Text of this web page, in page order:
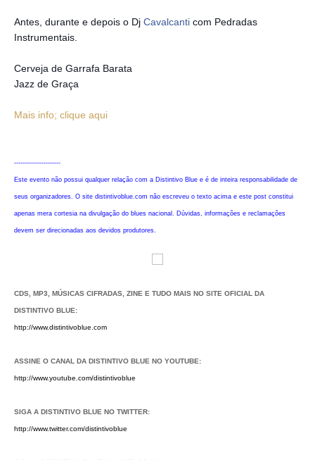
Antes, durante e depois o Dj Cavalcanti com Pedradas
Instrumentais.
Cerveja de Garrafa Barata
Jazz de Graça
Mais info; clique aqui
----------------------
Este evento não possui qualquer relação com a Distintivo Blue e é de inteira responsabilidade de
seus organizadores. O site distintivoblue.com não escreveu o texto acima e este post constitui
apenas mera cortesia na divulgação do blues nacional. Dúvidas, informações e reclamações
devem ser direcionadas aos devidos produtores.
CDS, MP3, MÚSICAS CIFRADAS, ZINE E TUDO MAIS NO SITE OFICIAL DA
DISTINTIVO BLUE:
http://www.distintivoblue.com
ASSINE O CANAL DA DISTINTIVO BLUE NO YOUTUBE:
http://www.youtube.com/distintivoblue
SIGA A DISTINTIVO BLUE NO TWITTER:
http://www.twitter.com/distintivoblue